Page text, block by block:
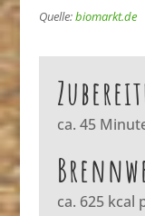
Quelle:biomarkt.de
ca. 45
ca. 625 kcal